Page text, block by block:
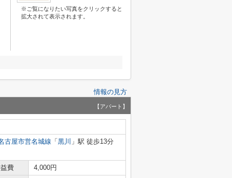
※ご覧になりたい写真をクリックすると
拡大されて表示されます。
情報の見方
【アパート】
古屋市営名城線 「 黒川 」駅 徒歩13分
費
4,000円